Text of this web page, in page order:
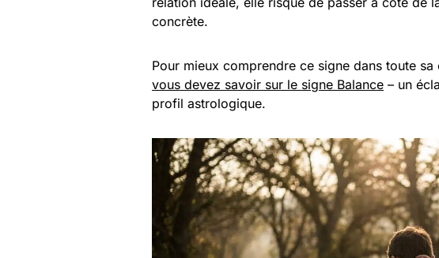
concrète.
Pour mieux comprendre ce signe dans toute
vous devez savoir sur le signe Balance – un
profil astrologique.